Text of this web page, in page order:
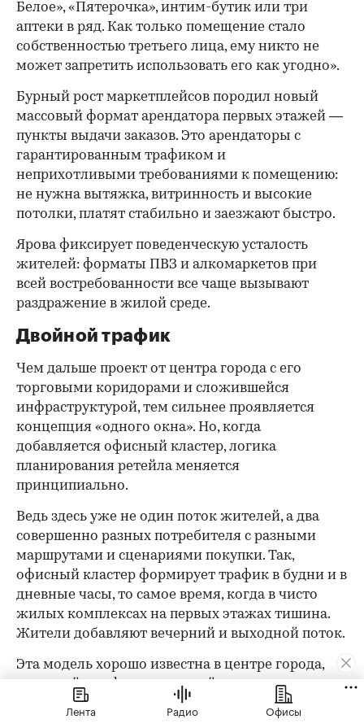
Белое», «Пятерочка», интим-бутик или три
аптеки в ряд. Как только помещение стало
собственностью третьего лица, ему никто не
может запретить использовать его как угодно».
Бурный рост маркетплейсов породил новый
массовый формат арендатора первых этажей —
пункты выдачи заказов. Это арендаторы с
гарантированным трафиком и
неприхотливыми требованиями к помещению:
не нужна вытяжка, витринность и высокие
потолки, платят стабильно и заезжают быстро.
Ярова фиксирует поведенческую усталость
жителей: форматы ПВЗ и алкомаркетов при
всей востребованности все чаще вызывают
раздражение в жилой среде.
Двойной трафик
Чем дальше проект от центра города с его
торговыми коридорами и сложившейся
инфраструктурой, тем сильнее проявляется
концепция «одного окна». Но, когда
добавляется офисный кластер, логика
планирования ретейла меняется
принципиально.
Ведь здесь уже не один поток жителей, а два
совершенно разных потребителя с разными
маршрутами и сценариями покупки. Так,
офисный кластер формирует трафик в будни и в
дневные часы, то самое время, когда в чисто
жилых комплексах на первых этажах тишина.
Жители добавляют вечерний и выходной поток.
Эта модель хорошо известна в центре города,
где ретейл у офисных зданий давно живет
именно так. В «СберСити» она реализуется в
Лента Радио Офисы